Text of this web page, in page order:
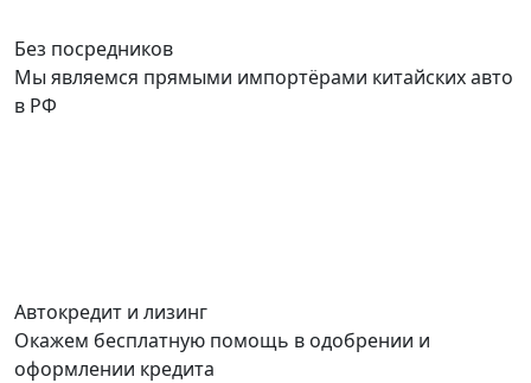
Без посредников
Мы являемся прямыми импортёрами китайских авто
в РФ
Автокредит и лизинг
Окажем бесплатную помощь в одобрении и
оформлении кредита